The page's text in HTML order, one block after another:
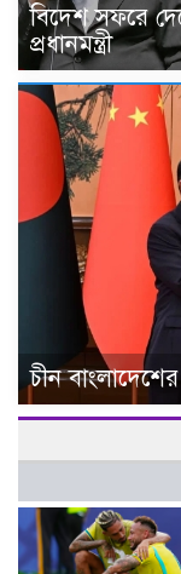
বিদেশ সফরে
প্রধানমন্ত্রী
চীন